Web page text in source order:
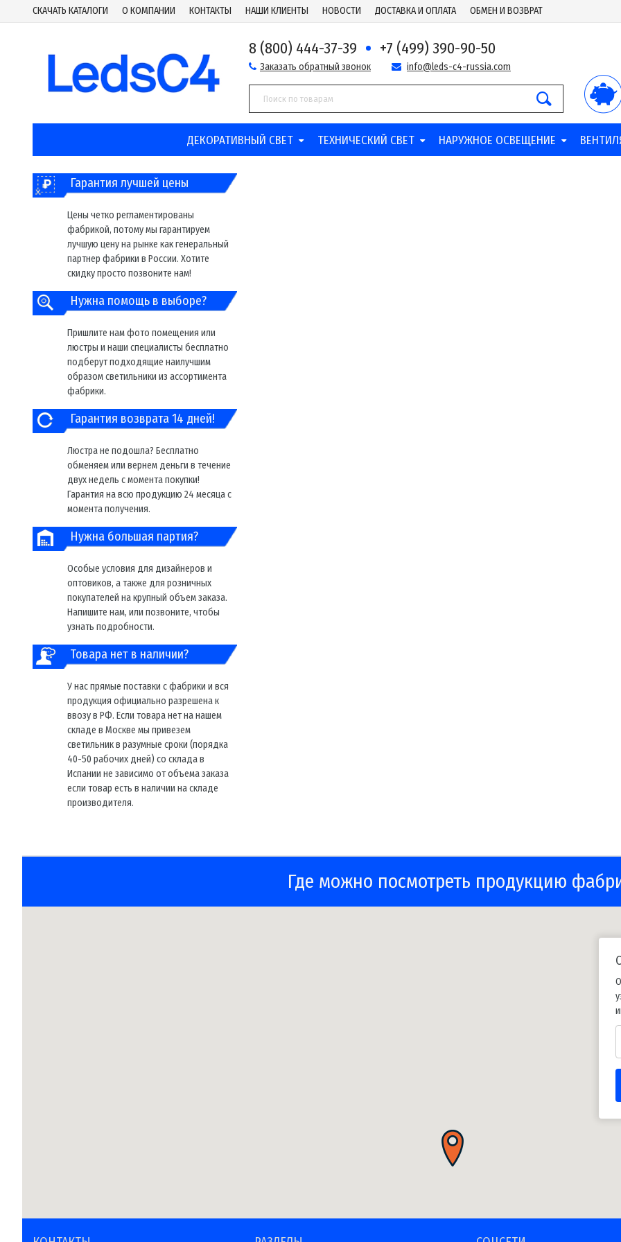
СКАЧАТЬ КАТАЛОГИ О КОМПАНИИ КОНТАКТЫ НАШИ КЛИЕНТЫ НОВОСТИ ДОСТАВКА И ОПЛАТА ОБМЕН И ВОЗВРАТ
8 (800) 444-37-39 +7 (499) 390-90-50
Заказать обратный звонок info@leds-c4-russia.com
ДЕКОРАТИВНЫЙ СВЕТ ТЕХНИЧЕСКИЙ СВЕТ НАРУЖНОЕ ОСВЕЩЕНИЕ
Гарантия лучшей цены
Цены четко регламентированы
фабрикой, потому мы гарантируем
лучшую цену на рынке как генеральный
партнер фабрики в России. Хотите
скидку просто позвоните нам!
Нужна помощь в выборе?
Пришлите нам фото помещения или
люстры и наши специалисты бесплатно
подберут подходящие наилучшим
образом светильники из ассортимента
фабрики.
Гарантия возврата 14 дней!
Люстра не подошла? Бесплатно
обменяем или вернем деньги в течение
двух недель с момента покупки!
Гарантия на всю продукцию 24 месяца с
момента получения.
Нужна большая партия?
Особые условия для дизайнеров и
оптовиков, а также для розничных
покупателей на крупный объем заказа.
Напишите нам, или позвоните, чтобы
узнать подробности.
Товара нет в наличии?
У нас прямые поставки с фабрики и вся
продукция официально разрешена к
ввозу в РФ. Если товара нет на нашем
складе в Москве мы привезем
светильник в разумные сроки (порядка
40-50 рабочих дней) со склада в
Испании не зависимо от объема заказа
если товар есть в наличии на складе
производителя.
Где можно посмотреть продукцию